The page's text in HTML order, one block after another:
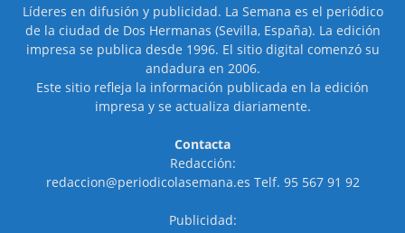
Líderes en difusión y publicidad. La Semana es el periódico
de la ciudad de Dos Hermanas (Sevilla, España). La edición
impresa se publica desde 1996. El sitio digital comenzó su
andadura en 2006.
Este sitio refleja la información publicada en la edición
impresa y se actualiza diariamente.
Contacta
Redacción:
redaccion@periodicolasemana.es Telf. 95 567 91 92
Publicidad: